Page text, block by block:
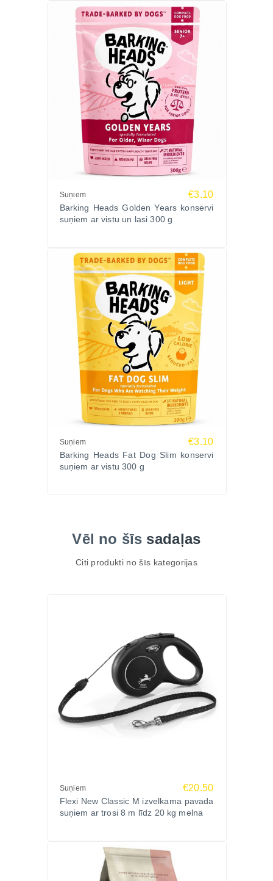
Suņiem €3.10
Barking Heads Golden Years konservi
suņiem ar vistu un lasi 300 g
Suņiem €3.10
Barking Heads Fat Dog Slim konservi
suņiem ar vistu 300 g
Vēl no šīs sadaļas
Citi produkti no šīs kategorijas
Suņiem €20.50
Flexi New Classic M izvelkama pavada
suņiem ar trosi 8 m līdz 20 kg melna